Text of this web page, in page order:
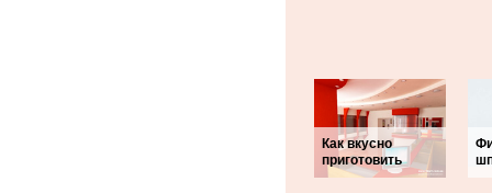
Как вкусно
приготовить